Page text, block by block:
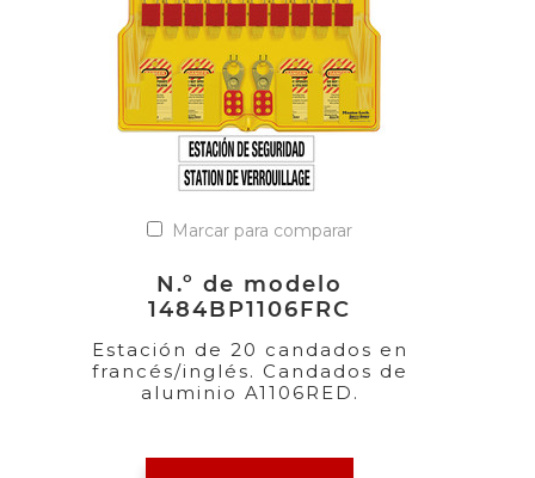
Marcar para comparar
N.º de modelo
1484BP1106FRC
Estación de 20 candados en
francés/inglés. Candados de
aluminio A1106RED.